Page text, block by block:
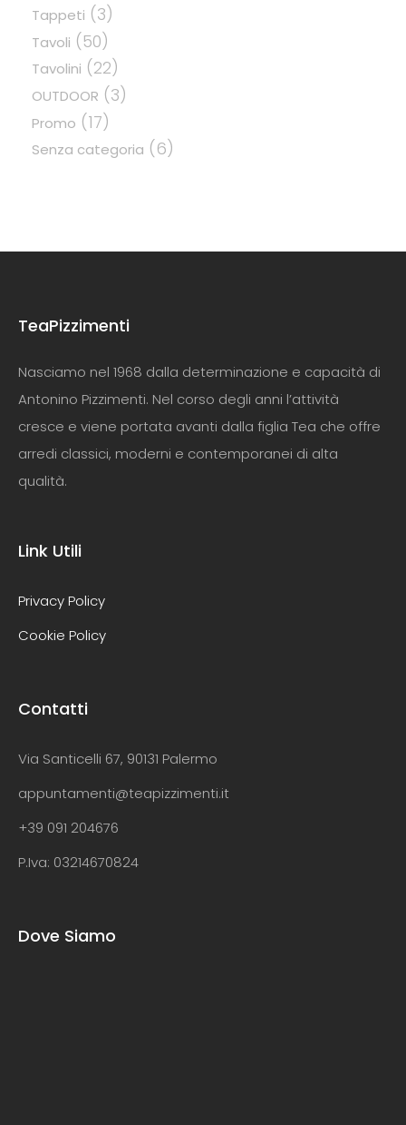
Tappeti (3)
Tavoli (50)
Tavolini (22)
OUTDOOR (3)
Promo (17)
Senza categoria (6)
TeaPizzimenti
Nasciamo nel 1968 dalla determinazione e capacità di
Antonino Pizzimenti. Nel corso degli anni l’attività
cresce e viene portata avanti dalla figlia Tea che offre
arredi classici, moderni e contemporanei di alta
qualità.
Link Utili
Privacy Policy
Cookie Policy
Contatti
Via Santicelli 67, 90131 Palermo
appuntamenti@teapizzimenti.it
+39 091 204676
P.Iva: 03214670824
Dove Siamo